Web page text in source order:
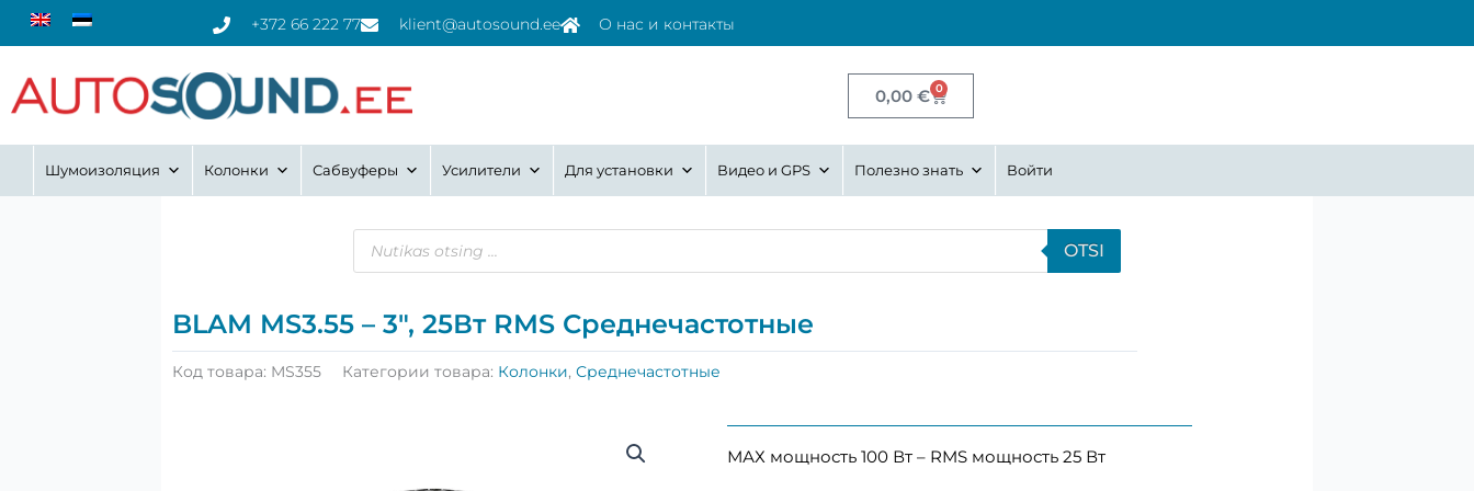
Перейти
+372 66 222 77 klient@autosound.ee О нас и контакты
0,00€ 0
Корзина
Шумоизоляция Колонки Сабвуферы Усилители Для установки Видео и GPS Полезно знать Войти
Поиск
товаров OTSI
BLAM MS3.55 – 3″, 25Вт RMS Среднечаcтотные
Код товара: MS355 Категории товара: Колонки, Среднечастотные
МАХ мощность 100 Вт – RMS мощность 25 Вт